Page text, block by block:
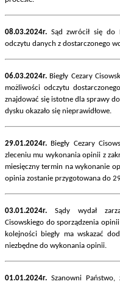
08.03.2024r. Sąd zwrócił się do
odczytu danych z dostarczonego
06.03.2024r. Biegły Cezary
możliwości odczytu
znajdować się istotne dla sprawy
dysku okazało się nieprawidłowe.
29.01.2024r. Biegły Cezary
zleceniu mu wykonania opinii z
miesięczny termin na wykonanie
opinia zostanie przygotowana do
03.01.2024r. Sądy wydał
Cisowskiego do sporządzenia
kolejności biegły ma wskazać
niezbędne do wykonania opinii.
01.01.2024r. Szanowni Państwo,